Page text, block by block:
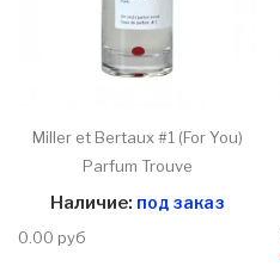
Miller et Bertaux #1 (For You)
Parfum Trouve
Наличие: под заказ
0.00 руб